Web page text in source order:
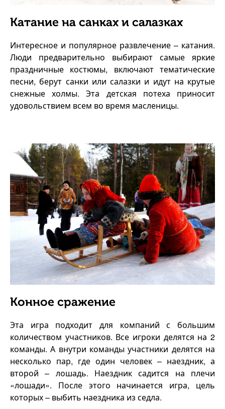
Катание на санках и салазках
Интересное и популярное развлечение – катания.
Люди предварительно выбирают самые яркие
праздничные костюмы, включают тематические
песни, берут санки или салазки и идут на крутые
снежные холмы. Эта детская потеха приносит
удовольствием всем во время масленицы.
Конное сражение
Эта игра подходит для компаний с большим
количеством участников. Все игроки делятся на 2
команды. А внутри команды участники делятся на
несколько пар, где один человек – наездник, а
второй – лошадь. Наездник садится на плечи
«лошади». После этого начинается игра, цель
которых – выбить наездника из седла.